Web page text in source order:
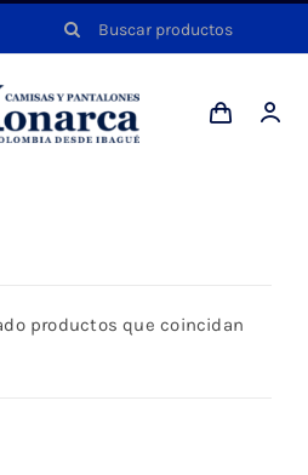
Buscar:
productos que coincidan